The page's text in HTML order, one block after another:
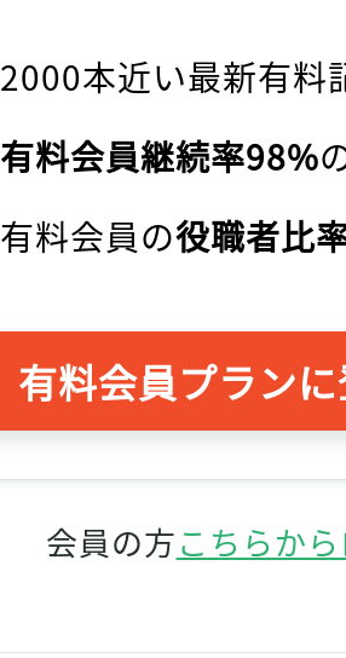
2000本近い最新有料
有料会員継続率98%
有料会員の役職者比
有料会員プラン
会員の方こちらか